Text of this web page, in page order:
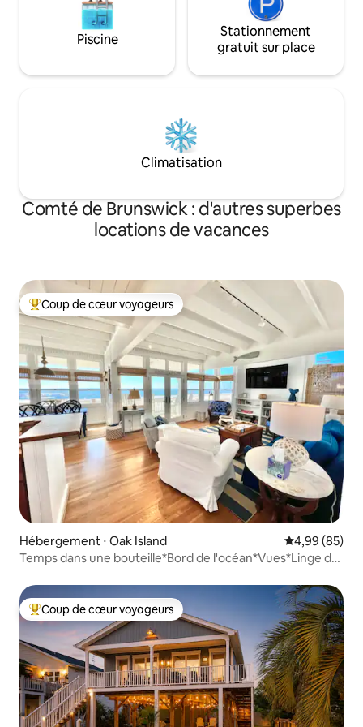
Piscine
Stationnement
gratuit sur place
Climatisation
Comté de Brunswick : d'autres superbes
locations de vacances
Coups de cœur voyageurs les plus appréciés
Coup de cœur voyageurs
Hébergement ⋅ Oak Island Évaluation
4,99 (85)
Temps dans une bouteille*Bord de l'océan*Vues*Linge de
Coups de cœur voyageurs les plus appréciés
Coup de cœur voyageurs